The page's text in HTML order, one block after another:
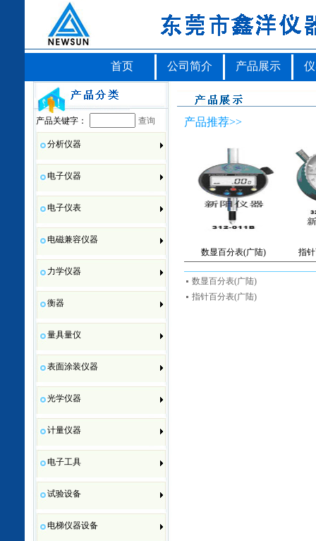
首页 公司简介 产品展示
产品关键字： 查询
分析仪器
电子仪器
电子仪表
电磁兼容仪器
力学仪器
衡器
量具量仪
表面涂装仪器
光学仪器
计量仪器
电子工具
试验设备
电梯仪器设备
产品推荐>>
数显百分表(广陆) 指
数显百分表(广陆)
指针百分表(广陆)